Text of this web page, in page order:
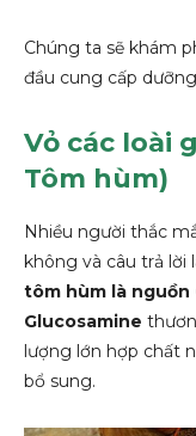
Chúng ta sẽ khám
đầu cung cấp
Vỏ các loài
Tôm hùm)
Nhiều người thắc
không và câu trả lời
tôm hùm là
Glucosamine
lượng lớn hợp chất
bổ sung.